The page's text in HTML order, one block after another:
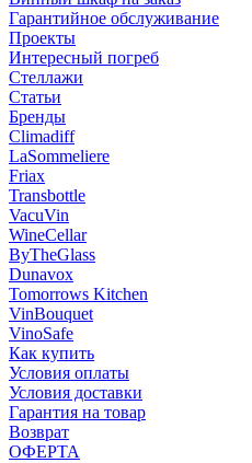
Гарантийное обслуживание
Проекты
Интересный погреб
Стеллажи
Статьи
Бренды
Climadiff
LaSommeliere
Friax
Transbottle
VacuVin
WineCellar
ByTheGlass
Dunavox
Tomorrows Kitchen
VinBouquet
VinoSafe
Как купить
Условия оплаты
Условия доставки
Гарантия на товар
Возврат
ОФЕРТА